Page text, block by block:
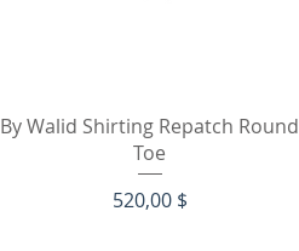
Schnellansicht
By Walid Shirting Repatch Round
Toe
Preis
520,00 $